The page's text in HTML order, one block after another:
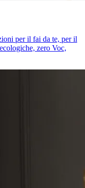
per il fai da te, per il
zero Voc,